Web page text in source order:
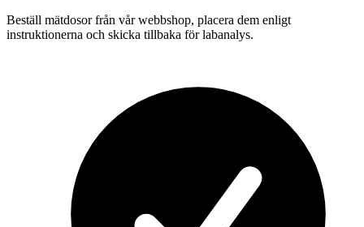
Beställ mätdosor från vår webbshop, placera dem enligt
instruktionerna och skicka tillbaka för labanalys.